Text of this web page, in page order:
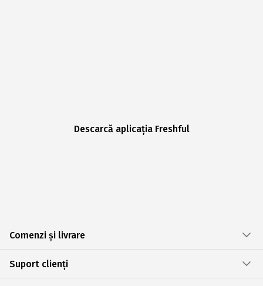
Descarcă aplicația Freshful
Comenzi și livrare
Suport clienți